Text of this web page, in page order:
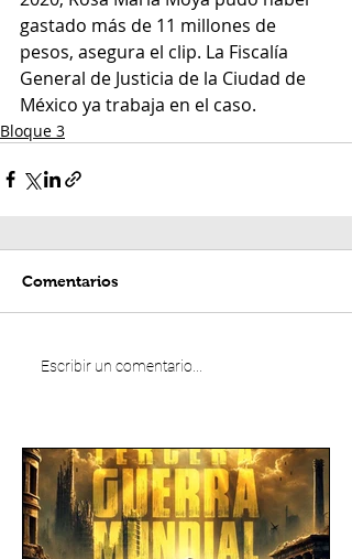
gastado más de 11 millones de
pesos, asegura el clip. La Fiscalía
General de Justicia de la Ciudad de
México ya trabaja en el caso.
Bloque 3
Comentarios
Escribir un comentario...